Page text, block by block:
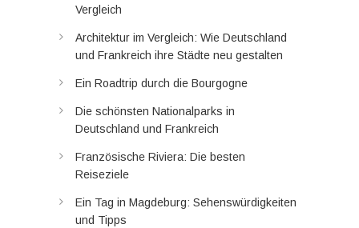
Vergleich
Architektur im Vergleich: Wie Deutschland
und Frankreich ihre Städte neu gestalten
Ein Roadtrip durch die Bourgogne
Die schönsten Nationalparks in
Deutschland und Frankreich
Französische Riviera: Die besten
Reiseziele
Ein Tag in Magdeburg: Sehenswürdigkeiten
und Tipps